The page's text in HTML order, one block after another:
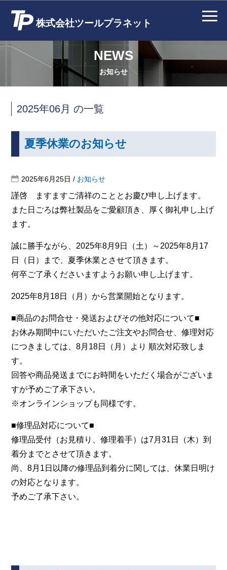
株式会社ツールプラネット
NEWS
お知らせ
2025年06月 の一覧
夏季休業のお知らせ
2025年6月25日 / お知らせ
謹啓 ますますご清祥のこととお慶び申し上げます。
また日ごろは弊社製品をご愛顧頂き、厚く御礼申し上げ
ます。
誠に勝手ながら、2025年8月9日（土）～2025年8月17
日（日）まで、夏季休業とさせて頂きます。
何卒ご了承くださいますようお願い申し上げます。
2025年8月18日（月）から営業開始となります。
■商品のお問合せ・発送およびその他対応について■
お休み期間中にいただいたご注文やお問合せ、修理対応
につきましては、8月18日（月）より 順次対応致しま
す。
回答や商品発送までにお時間をいただく場合がございま
すが予めご了承下さい。
※オンラインショップも同様です。
■修理品対応について■
修理品受付（お見積り、修理着手）は7月31日（木）到
着分までとさせて頂きます。
尚、8月1日以降の修理品到着分に関しては、休業日明け
の対応となります。
予めご了承下さい。